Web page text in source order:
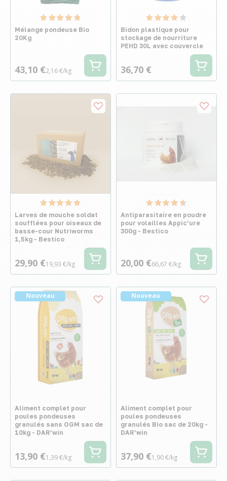
Mélange pondeuse Bio
20Kg
43,10 €2,16 €/kg
Bidon plastique pour
stockage de nourriture
PEHD 30L avec couvercle
36,70 €
Larves de mouche soldat
soufflées pour oiseaux de
basse-cour Nutriworms
1,5kg - Bestico
29,90 €19,93 €/kg
Antiparasitaire en poudre
pour volailles Appic’ure
300g - Bestico
20,00 €66,67 €/kg
Nouveau
Aliment complet pour
poules pondeuses
granulés sans OGM sac de
10kg - DAR’win
13,90 €1,39 €/kg
Nouveau
Aliment complet pour
poules pondeuses
granulés Bio sac de 20kg -
DAR’win
37,90 €1,90 €/kg